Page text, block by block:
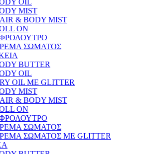
OIL
MIST
& BODY MIST
ON
ΣΩΜΑΤΟΣ
BUTTER
OIL
OIL ΜΕ GLITTER
MIST
& BODY MIST
ON
ΣΩΜΑΤΟΣ
ΣΩΜΑΤΟΣ ΜΕ GLITTER